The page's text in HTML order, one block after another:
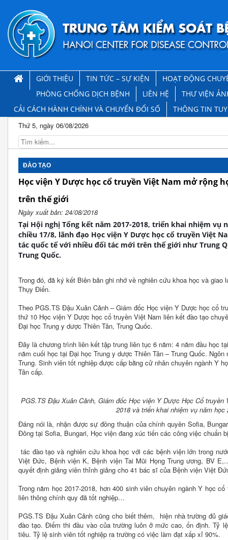
GIỚI THIỆU TIN TỨC – SỰ KIỆN
HOẠT ĐỘNG
PHÒNG CHỐNG DỊCH BỆNH
LIÊN HỆ
THƯ VIỆN
CẢI CÁCH HÀNH CHÍNH VÀ CHUYỂN ĐỔI SỐ
THÔNG TIN
Thứ 5, ngày 06/08/2026
ĐÀO TẠO
Học viện Y Dược học cổ truyền Việt Nam mở rộng
trên thế giới
Ngày xuất bản: 24/08/2018
Tại Hội nghị Tổng kết năm 2017-2018, triển khai nhiệm vụ
chiều 17/8, lãnh đạo Học viện Y Dược học cổ truyền Việt
tác quốc tế với nhiều đối tác mới trên thế giới như Trung
Trung Quốc.
Trong đó, đã ký kết Biên bản ghi nhớ về nghiên cứu khoa học và
Thụy Điển.
Theo PGS.TS Đậu Xuân Cảnh – Giám đốc Học viện Y Dược học cổ
thứ 10 Học viện Y Dược học cổ truyền Việt Nam liên kết đào tạo
Đại học Trung y dược Thiên Tân, Trung Quốc.
Đây là chương trình liên kết tập trung liên tục 6 năm: 4 năm đầu học
năm cuối học tại Đại học Trung y dược Thiên Tân – Trung Quốc.
Trung. Sinh viên tốt nghiệp được cấp bằng cử nhân chuyên ngành Y
Tân cấp.
PGS.TS Đậu Xuân Cảnh, Giám đốc Học viện Y Dược Học Cổ truyền
2018 và triển khai nhiệm vụ năm học
Đáng nói là, nhận được sự đồng thuận của chính quyền Sofia,
Đông tại Sofia, Bungari, Học viện đang xúc tiến các công việc chuẩn
tác đào tạo và nghiên cứu khoa học với các bệnh viện lớn trong
Việt Đức, Bệnh viện K, Bệnh viện Tai Mũi Họng Trung ương, BV
quyết định giảng viên thỉnh giảng cho 41 bác sĩ của Bệnh viện Việt
Trong năm học 2017-2018, hơn 400 sinh viên chuyên ngành Y học
liên thông chính quy đã tốt nghiệp…
PGS.TS Đậu Xuân Cảnh cũng cho biết thêm, hiện nhà trường đủ
đào tạo. Điểm thi đầu vào của trường luôn ở mức cao, ổn định. Tỷ
tiêu. Tỷ lệ sinh viên tốt nghiệp ra trường có việc làm đạt xấp xỉ 90%.